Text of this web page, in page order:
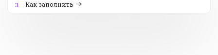
3.
Как заполнить